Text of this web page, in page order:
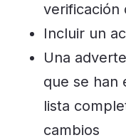
verificación
Incluir un
Una
que se han
lista
cambios